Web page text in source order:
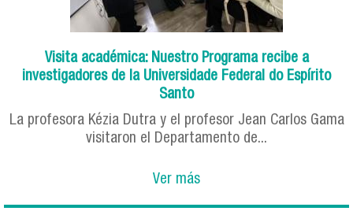
Visita académica: Nuestro Programa recibe a
investigadores de la Universidade Federal do Espírito
Santo
La profesora Kézia Dutra y el profesor Jean Carlos Gama
visitaron el Departamento de...
Ver más